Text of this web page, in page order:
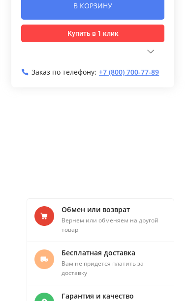
В КОРЗИНУ
Купить в 1 клик
Заказ по телефону: +7 (800) 700-77-89
Обмен или возврат
Вернем или обменяем на другой
товар
Бесплатная доставка
Вам не придется платить за
доставку
Гарантия и качество